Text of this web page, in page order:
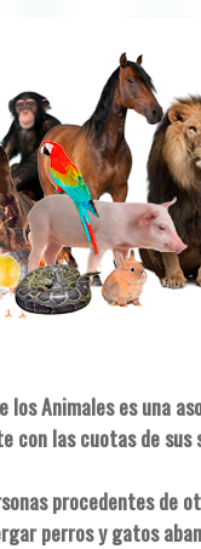
los Animales es una
con las cuotas de sus
procedentes de
perros y gatos